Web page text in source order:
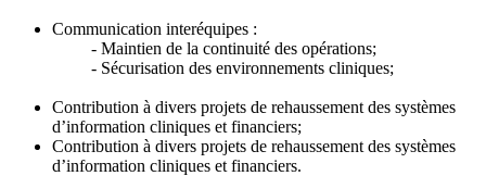
Communication interéquipes :
- Maintien de la continuité des opérations;
- Sécurisation des environnements cliniques;
Contribution à divers projets de rehaussement des systèmes
d’information cliniques et financiers;
Contribution à divers projets de rehaussement des systèmes
d’information cliniques et financiers.